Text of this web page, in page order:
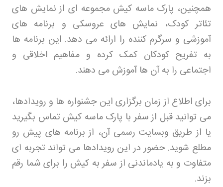
همچنین، پارک ماسه کیش مجموعه ای از نمایش های
تئاتر کودک، نمایش های عروسکی و برنامه های
آموزشی و سرگرم کننده را ارائه می دهد. این برنامه ها
به تفریح کودکان کمک کرده و مفاهیم اخلاقی و
اجتماعی را به آن ها آموزش می دهند.
برای اطلاع از زمان برگزاری این جشنواره ها و رویدادها،
می توانید قبل از سفر با پارک ماسه کیش تماس بگیرید
یا از طریق وبسایت رسمی آن، از برنامه های پیش رو
مطلع شوید. حضور در این رویدادها می تواند تجربه ای
متفاوت و به یادماندنی از سفر به کیش را برای شما رقم
بزند.